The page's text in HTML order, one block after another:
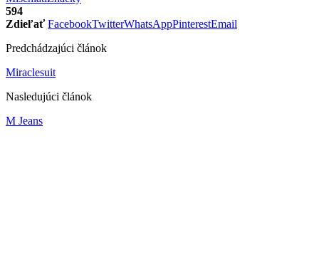
594
Zdieľať FacebookTwitterWhatsAppPinterestEmail
Predchádzajúci článok
Miraclesuit
Nasledujúci článok
M Jeans